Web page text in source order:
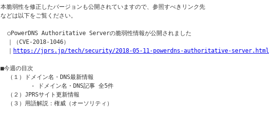
本脆弱性を修正したバージョンも公開されていますので、参照すべきリンク先
などは以下をご覧ください。
  ○PowerDNS Authoritative Serverの脆弱性情報が公開されました
  ｜（CVE-2018-1046）
https://jprs.jp/tech/security/2018-05-11-powerdns-authoritative-server.html
■今週の目次
  （１）ドメイン名・DNS最新情報
         - ドメイン名・DNS記事 全5件
  （２）JPRSサイト更新情報
  （３）用語解説：権威（オーソリティ）